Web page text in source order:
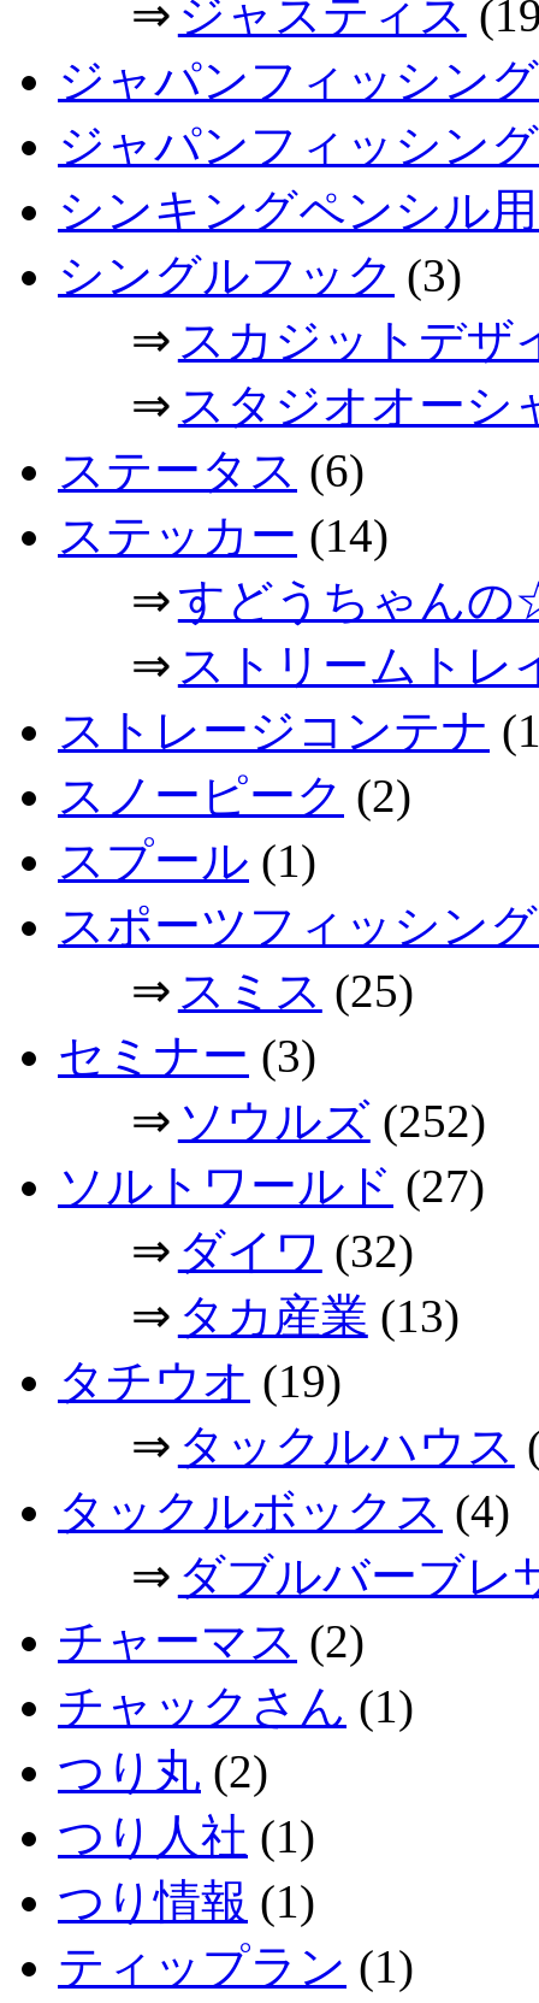
⇒ ジャスティス
ジャパンフィッシン
ジャパンフィッシン
シンキングペンシル
シングルフック (3)
⇒ スカジットデザ
⇒ スタジオオーシ
ステータス (6)
ステッカー (14)
⇒すどうちゃん
⇒ ストリームトレ
ストレージコンテナ
スノーピーク (2)
スプール (1)
スポーツフィッシン
⇒ スミス (25)
セミナー (3)
⇒ ソウルズ(252)
ソルトワールド (27)
⇒ ダイワ (32)
⇒ タカ産業 (13)
タチウオ (19)
⇒ タックルハウス
タックルボックス (4)
⇒ ダブルバーブレ
チャーマス (2)
チャックさん (1)
つり丸 (2)
つり人社 (1)
つり情報 (1)
ティップラン (1)